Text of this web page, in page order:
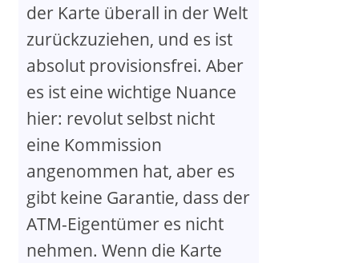
der Karte überall in der Welt
zurückzuziehen, und es ist
absolut provisionsfrei. Aber
es ist eine wichtige Nuance
hier: revolut selbst nicht
eine Kommission
angenommen hat, aber es
gibt keine Garantie, dass der
ATM-Eigentümer es nicht
nehmen. Wenn die Karte